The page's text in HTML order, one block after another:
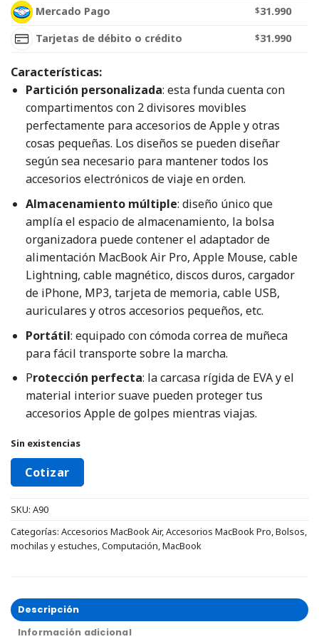
Mercado Pago $31.990
Tarjetas de débito o crédito
$31.990
Características:
Partición personalizada: esta funda cuenta con
compartimentos con 2 divisores movibles
perfectamente para accesorios de Apple y otras
cosas pequeñas. Los diseños se pueden diseñar
según sea necesario para mantener todos los
accesorios electrónicos de viaje en orden.
Almacenamiento múltiple: diseño único que
amplía el espacio de almacenamiento, la bolsa
organizadora puede contener el adaptador de
alimentación MacBook Air Pro, Apple Mouse, cable
Lightning, cable magnético, discos duros, cargador
de iPhone, MP3, tarjeta de memoria, cable USB,
auriculares y otros accesorios pequeños, etc.
Portátil: equipado con cómoda correa de muñeca
para fácil transporte sobre la marcha.
Protección perfecta: la carcasa rígida de EVA y el
material interior suave pueden proteger tus
accesorios Apple de golpes mientras viajas.
Sin existencias
Cotizar
SKU: A90
Categorías: Accesorios MacBook Air,Accesorios MacBook Pro,Bolsos,
mochilas y estuches,Computación,MacBook
Descripción
Información adicional